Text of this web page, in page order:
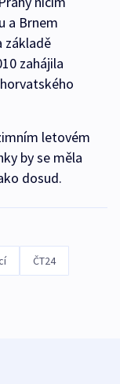
a Brnem
základě
zahájila
letovém
by se měla
dosud.
ČT24